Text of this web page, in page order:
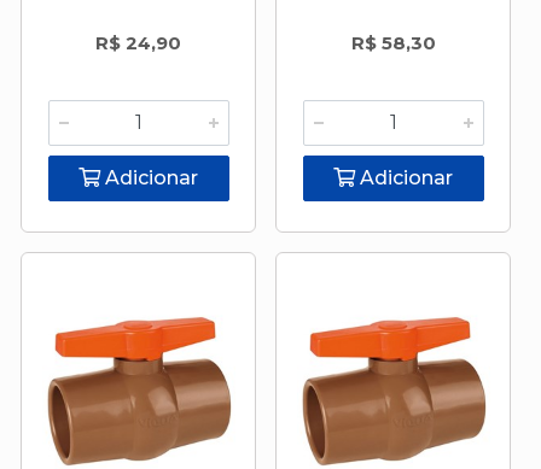
R$ 24,90
Adicionar
R$ 58,30
Adicionar